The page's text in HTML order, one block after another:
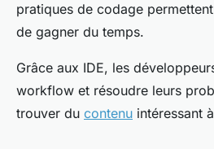
pratiques de codage
de gagner du temps.
Grâce aux IDE, les
workflow et résoudre leurs
trouver du contenu intéressant